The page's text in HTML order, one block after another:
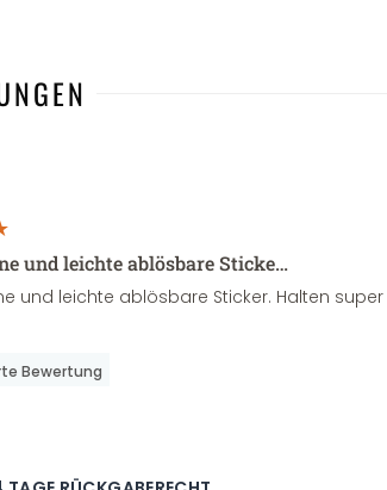
und leichte ablösbare Sticke…
und leichte ablösbare Sticker. Halten
Bewertung